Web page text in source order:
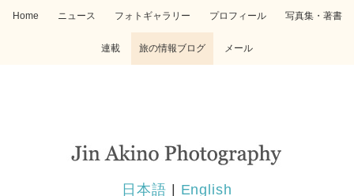
Home ニュース フォトギャラリー プロフィール 写真集・著書
連載 旅の情報ブログ メール
日本語 English